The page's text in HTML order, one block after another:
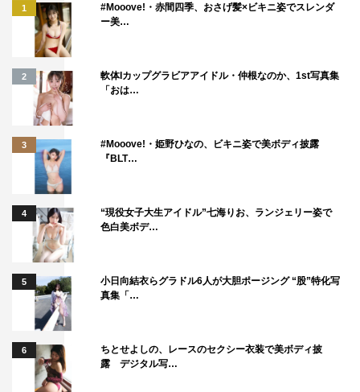
1
#Mooove!・赤間四季、おさげ髪×ビキニ姿でスレンダ
ー美…
2
軟体Iカップグラビアアイドル・仲根なのか、1st写真集
「おは…
3
#Mooove!・姫野ひなの、ビキニ姿で美ボディ披露
『BLT…
4
“現役女子大生アイドル”七海りお、ランジェリー姿で
色白美ボデ…
5
小日向結衣らグラドル6人が大胆ポージング “股”特化写
真集「…
6
ちとせよしの、レースのセクシー衣装で美ボディ披
露 デジタル写…